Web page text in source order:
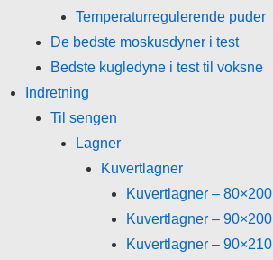
Temperaturregulerende puder
De bedste moskusdyner i test
Bedste kugledyne i test til voksne
Indretning
Til sengen
Lagner
Kuvertlagner
Kuvertlagner – 80×200
Kuvertlagner – 90×200
Kuvertlagner – 90×210